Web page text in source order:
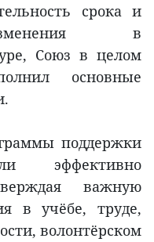
срока и
в
Союз в целом
основные
поддержки
эффективно
важную
в учёбе, труде,
волонтёрском